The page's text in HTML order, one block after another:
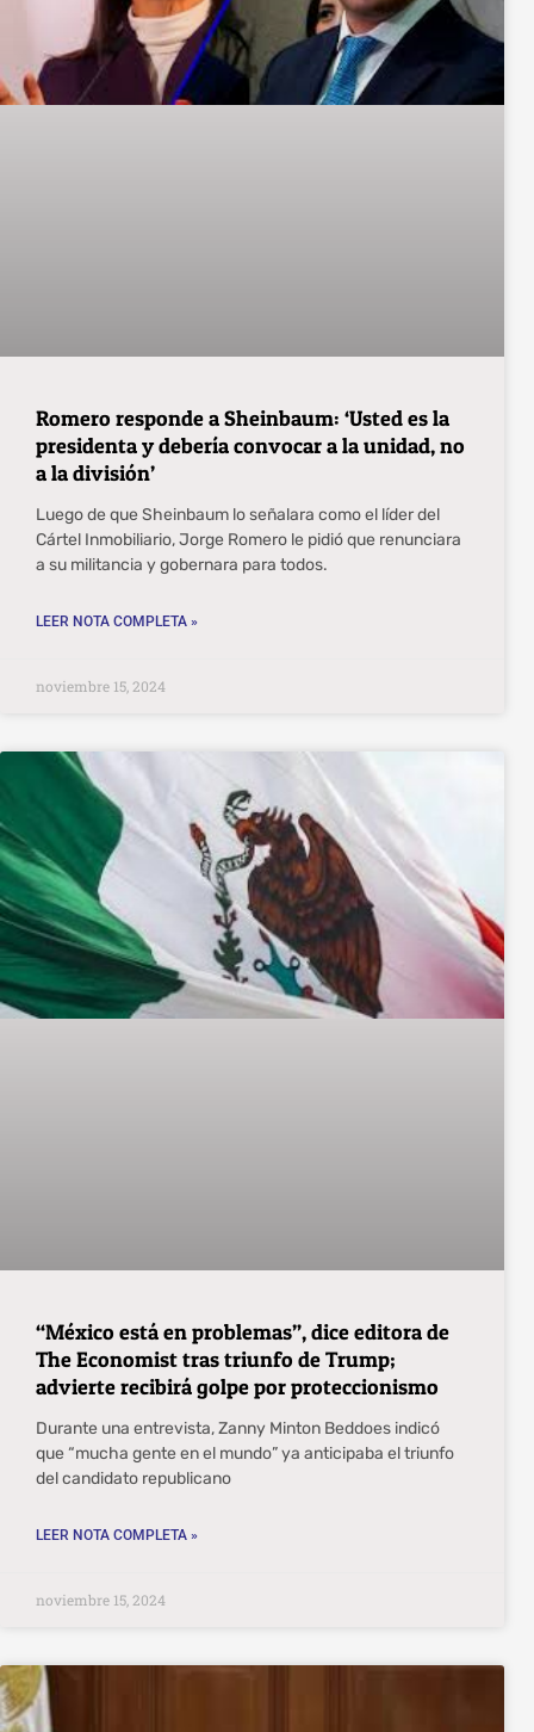
Romero responde a Sheinbaum: ‘Usted es la
presidenta y debería convocar a la unidad, no
a la división’
Luego de que Sheinbaum lo señalara como el líder del
Cártel Inmobiliario, Jorge Romero le pidió que renunciara
a su militancia y gobernara para todos.
LEER NOTA COMPLETA »
noviembre 15, 2024
“México está en problemas”, dice editora de
The Economist tras triunfo de Trump;
advierte recibirá golpe por proteccionismo
Durante una entrevista, Zanny Minton Beddoes indicó
que “mucha gente en el mundo” ya anticipaba el triunfo
del candidato republicano
LEER NOTA COMPLETA »
noviembre 15, 2024